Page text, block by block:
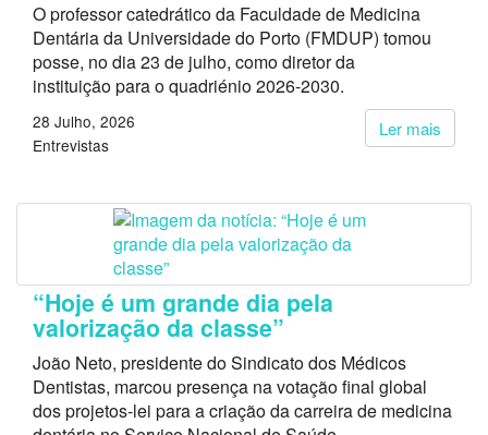
O professor catedrático da Faculdade de Medicina
Dentária da Universidade do Porto (FMDUP) tomou
posse, no dia 23 de julho, como diretor da
instituição para o quadriénio 2026-2030.
Ler mais
28 Julho, 2026
Entrevistas
“Hoje é um grande dia pela
valorização da classe”
João Neto, presidente do Sindicato dos Médicos
Dentistas, marcou presença na votação final global
dos projetos-lei para a criação da carreira de medicina